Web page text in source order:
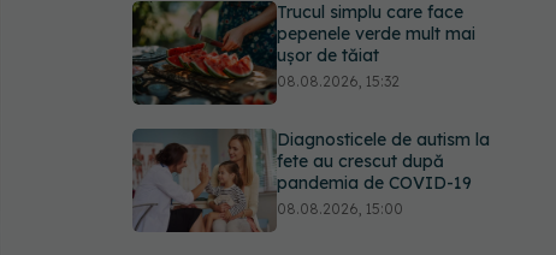
Trucul simplu care face
pepenele verde mult mai
ușor de tăiat
08.08.2026, 15:32
Diagnosticele de autism la
fete au crescut după
pandemia de COVID-19
08.08.2026, 15:00